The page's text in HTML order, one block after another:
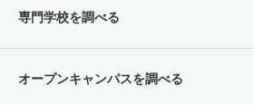
専門学校を調べる
オープンキャンパスを調べる